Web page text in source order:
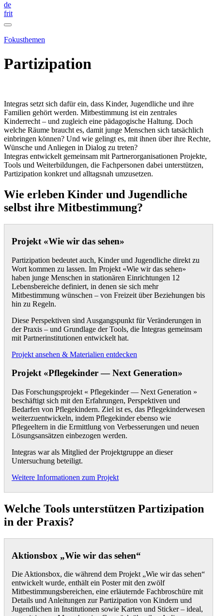
de
frit
Fokusthemen
Partizipation
Integras setzt sich dafür ein, dass Kinder, Jugendliche und ihre
Familien gehört werden. Mitbestimmung ist ein zentrales
Kinderrecht – und zugleich eine pädagogische Haltung. Doch
welche Räume braucht es, damit junge Menschen sich tatsächlich
einbringen können? Und wie gelingt es, mit ihnen über ihre Rechte,
Wünsche und Anliegen in Dialog zu treten?
Integras entwickelt gemeinsam mit Partnerorganisationen Projekte,
Tools und Weiterbildungen, die Fachpersonen dabei unterstützen,
Partizipation konkret und alltagsnah umzusetzen.
Wie erleben Kinder und Jugendliche
selbst ihre Mitbestimmung?
Projekt «Wie wir das sehen»
Partizipation bedeutet auch, Kinder und Jugendliche direkt zu
Wort kommen zu lassen. Im Projekt «Wie wir das sehen»
haben junge Menschen in stationären Einrichtungen 12
Lebensbereiche definiert, in denen sie sich mehr
Mitbestimmung wünschen – von Freizeit über Beziehungen bis
hin zu Regeln.
Diese Perspektiven sind Ausgangspunkt für Veränderungen in
der Praxis – und Grundlage der Tools, die Integras gemeinsam
mit Partnerinstitutionen entwickelt hat.
Projekt ansehen & Materialien entdecken
Projekt «Pflegekinder — Next Generation»
Das Forschungsprojekt « Pflegekinder — Next Generation »
beschäftigt sich mit den Erfahrungen, Perspektiven und
Bedarfen von Pflegekindern. Ziel ist es, das Pflegekinderwesen
weiterzuentwickeln, indem Pflegekinder ebenso wie
Pflegeeltern in die Ermittlung von Verbesserungen und neuen
Lösungsansätzen einbezogen werden.
Integras war als Mitglied der Projektgruppe an dieser
Untersuchung beteiligt.
Weitere Informationen zum Projekt
Welche Tools unterstützen Partizipation
in der Praxis?
Aktionsbox „Wie wir das sehen“
Die Aktionsbox, die während dem Projekt „Wie wir das sehen“
entwickelt wurde, enthält ein Poster mit den zwölf
Mitbestimmungsbereichen, eine erläuternde Fachbroschüre mit
Details und Anleitungen zur Partizipation von Kindern und
Jugendlichen in Institutionen sowie Karten und Sticker – ideal,